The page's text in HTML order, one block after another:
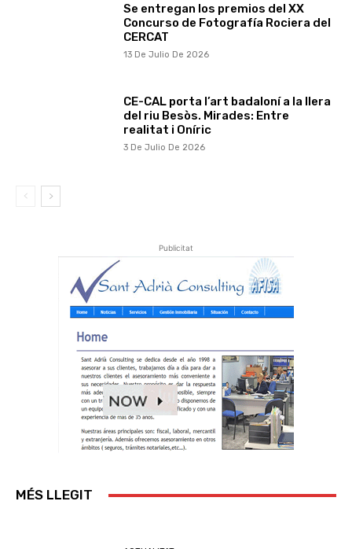
Se entregan los premios del XX
Concurso de Fotografía Rociera del
CERCAT
13 De Julio De 2026
CE-CAL porta l’art badaloní a la llera
del riu Besòs. Mirades: Entre
realitat i Oníric
3 De Julio De 2026
Publicitat
MÉS LLEGIT